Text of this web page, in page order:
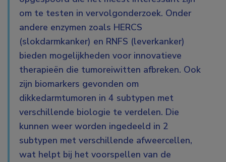
om te testen in vervolgonderzoek. Onder
andere enzymen zoals HERCS
(slokdarmkanker) en RNFS (leverkanker)
bieden mogelijkheden voor innovatieve
therapieën die tumoreiwitten afbreken. Ook
zijn biomarkers gevonden om
dikkedarmtumoren in 4 subtypen met
verschillende biologie te verdelen. Die
kunnen weer worden ingedeeld in 2
subtypen met verschillende afweercellen,
wat helpt bij het voorspellen van de